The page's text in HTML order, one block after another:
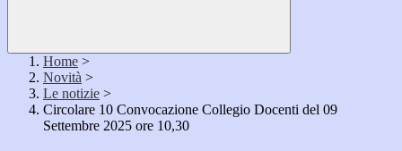
Home >
Novità >
Le notizie >
Circolare 10 Convocazione Collegio Docenti del 09
Settembre 2025 ore 10,30